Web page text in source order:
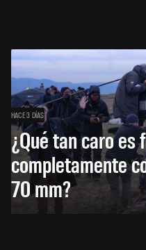
HACE 3 DÍAS
¿Qué tan caro
completamente
70 mm?